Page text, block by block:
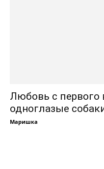
Любовь с первого
одноглазые
Маришка